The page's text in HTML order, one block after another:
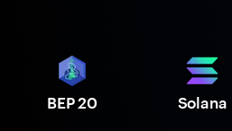
BEP 20 Solana